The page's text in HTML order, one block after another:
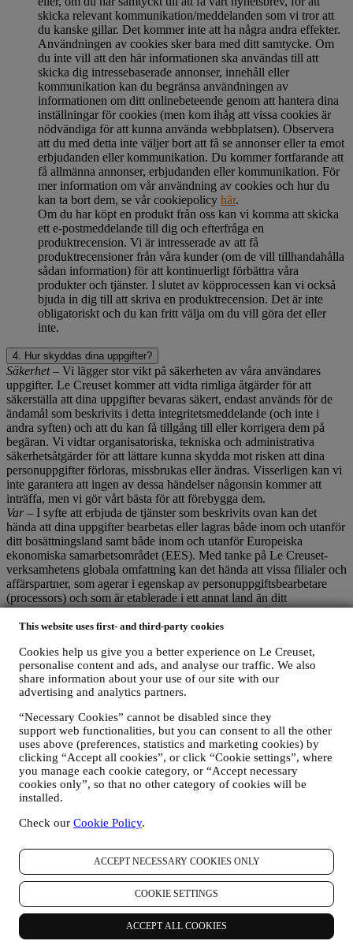
This website uses first- and third-party cookies
Cookies help us give you a better experience on Le Creuset,
personalise content and ads, and analyse our traffic. We also
share information about your use of our site with our
advertising and analytics partners.
“Necessary Cookies” cannot be disabled since they
support web functionalities, but you can consent to all the other
uses above (preferences, statistics and marketing cookies) by
clicking “Accept all cookies”, or click “Cookie settings”, where
you manage each cookie category, or “Accept necessary
cookies only”, so that no other category of cookies will be
installed.
Check our Cookie Policy.
ACCEPT NECESSARY COOKIES ONLY
COOKIE SETTINGS
ACCEPT ALL COOKIES
skicka relevant kommunikation/meddelanden som vi tror att
du kanske gillar. Det kommer inte att ha några andra effekter.
Användningen av cookies sker bara med ditt samtycke. Om
du inte vill att den här informationen ska användas till att
skicka dig intressebaserade annonser, innehåll eller
kommunikation kan du begränsa användningen av
informationen om ditt onlinebeteende genom att hantera dina
inställningar för cookies (men kom ihåg att vissa cookies är
nödvändiga för att kunna använda webbplatsen). Observera
att du med detta inte väljer bort att få se annonser eller ta emot
erbjudanden eller kommunikation. Du kommer fortfarande att
få allmänna annonser, erbjudanden eller kommunikation. För
mer information om vår användning av cookies och hur du
kan ta bort dem, se vår cookiepolicy här.
Om du har köpt en produkt från oss kan vi komma att skicka
ett e-postmeddelande till dig och efterfråga en
produktrecension. Vi är intresserade av att få
produktrecensioner från våra kunder (om de vill tillhandahålla
sådan information) för att kontinuerligt förbättra våra
produkter och tjänster. I slutet av köpprocessen kan vi också
bjuda in dig till att skriva en produktrecension. Det är inte
obligatoriskt och du kan fritt välja om du vill göra det eller
inte.
4. Hur skyddas dina uppgifter?
Säkerhet– Vi lägger stor vikt på säkerheten av våra användares
uppgifter. Le Creuset kommer att vidta rimliga åtgärder för att
säkerställa att dina uppgifter bevaras säkert, endast används för de
ändamål som beskrivits i detta integritetsmeddelande (och inte i
andra syften) och att du kan få tillgång till eller korrigera dem på
begäran. Vi vidtar organisatoriska, tekniska och administrativa
säkerhetsåtgärder för att lättare kunna skydda mot risken att dina
personuppgifter förloras, missbrukas eller ändras. Visserligen kan vi
inte garantera att ingen av dessa händelser någonsin kommer att
inträffa, men vi gör vårt bästa för att förebygga dem.
Var– I syfte att erbjuda de tjänster som beskrivits ovan kan det
hända att dina uppgifter bearbetas eller lagras både inom och utanför
ditt bosättningsland samt både inom och utanför Europeiska
ekonomiska samarbetsområdet (EES). Med tanke på Le Creuset-
verksamhetens globala omfattning kan det hända att vissa filialer och
affärspartner, som agerar i egenskap av personuppgiftsbearbetare
(processors) och som är etablerade i ett annat land än ditt
bosättningsland eller i länder utanför EES, kommer åt dina
personuppgifter. I varje fall får dina personuppgifter överföras endast
erbjuder tillräckligt skydd (såsom Schweiz där Le Creuset Group
AG har sitt huvudkontor) eller annars under särskilda avtalsfästa
bestämmelser för att säkerställa att europeiska regler och standarder
med avseende på personuppgiftsskydd iakttas (vi använder oss
exempelvis av de så kallade standardklausuler som Europeiska
kommissionen förelägger). I varje fall kommer dina personuppgifter,
vid de tillfällen då de överförs till ett annat land än ditt
bosättningsland eller till länder utanför EES, att skyddas genom
tillräckliga säkerhetssystem som ständigt uppdateras och upprätthålls
in enlighet med dataskyddslagarna.
5. Hur länge sparar vi dina uppgifter?
uppfylla de ändamål som de insamlats för, varpå uppgifterna
hända att vi sparar uppgifter om ett köp du gjort för att kunna
efterleva våra rättsliga skyldigheter eller lösa tvister. Ditt Le Creuset-
konto kommer att förbli aktivt tills du begär att vi tar bort det. Dina
Le Creuset-uppgifter som har samlats in i marknadsföringssyfte
kontrolleras regelbundet för att verifiera att du fortfarande är
intresserad av vårt nyhetsbrev. Efter att en viss tid utan någon
interaktion har förlupit kan det hända att vi skickar dig ett